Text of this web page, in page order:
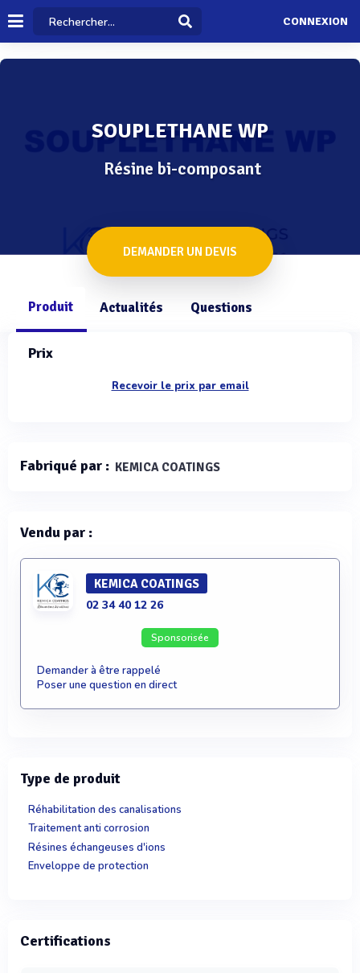
CONNEXION
SOUPLETHANE WP
Résine bi-composant
DEMANDER UN DEVIS
Produit Actualités Questions
Prix
Recevoir le prix par email
Fabriqué par : KEMICA COATINGS
Vendu par :
KEMICA COATINGS
02 34 40 12 26
Sponsorisée
Demander à être rappelé
Poser une question en direct
Type de produit
Réhabilitation des canalisations
Traitement anti corrosion
Résines échangeuses d'ions
Enveloppe de protection
Certifications